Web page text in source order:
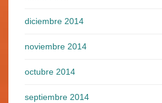
diciembre 2014
noviembre 2014
octubre 2014
septiembre 2014